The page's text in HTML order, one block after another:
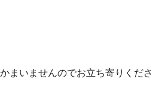
まいませんのでお立ち寄りくださ